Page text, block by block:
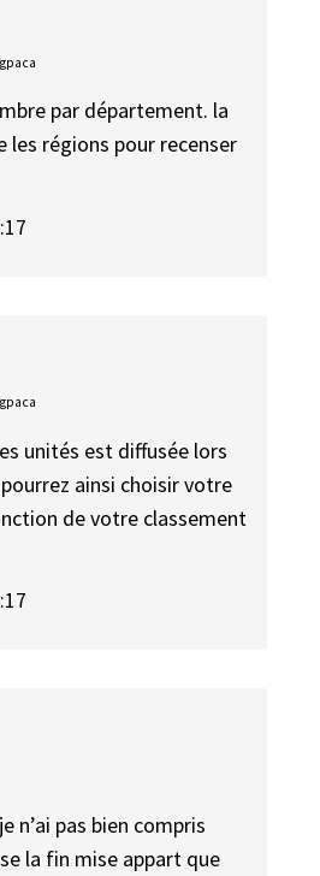
par département. la
les régions pour recenser
unités est diffusée lors
ainsi choisir votre
de votre classement
n’ai pas bien compris
la fin mise appart que